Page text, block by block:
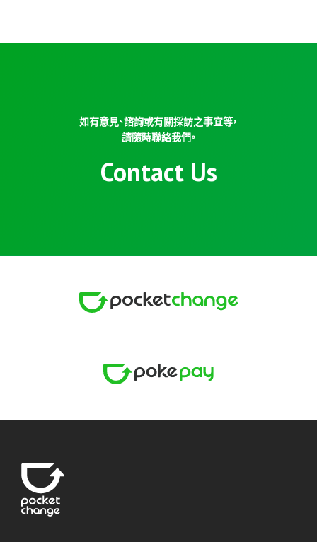
如有意見、諮詢或有關採訪之事宜等，
請隨時聯絡我們。
Contact Us